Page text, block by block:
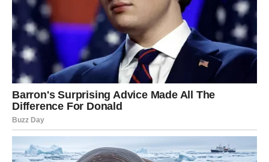
Partner će biti spreman da sasluša sve ono što ste dugo
prećutkivali.
Slobodne Vage mogu obnoviti kontakt sa osobom koja
nikada nije prestala da misli na njih.
Ovo nije dan za igre, već za iskrene emocije.
Škorpija